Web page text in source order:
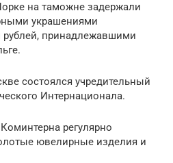
на таможне задержали
украшениями
рублей, принадлежавшими
состоялся учредительный
Интернационала.
регулярно
ювелирные изделия и